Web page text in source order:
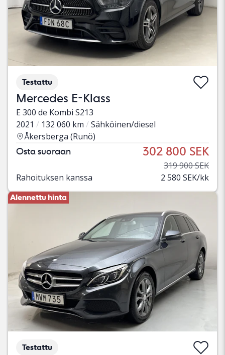
Testattu
Mercedes E-Klass
E 300 de Kombi S213
2021
132 060 km
Sähköinen/diesel
Åkersberga (Runö)
Osta suoraan 302 800 SEK
319 900 SEK
Rahoituksen kanssa
2 580 SEK/kk
Alennettu hinta
Testattu